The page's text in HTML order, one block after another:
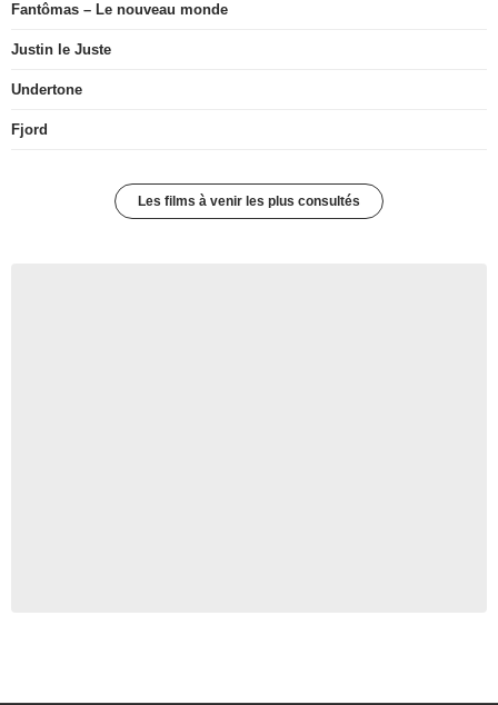
Fantômas – Le nouveau monde
Justin le Juste
Undertone
Fjord
Les films à venir les plus consultés